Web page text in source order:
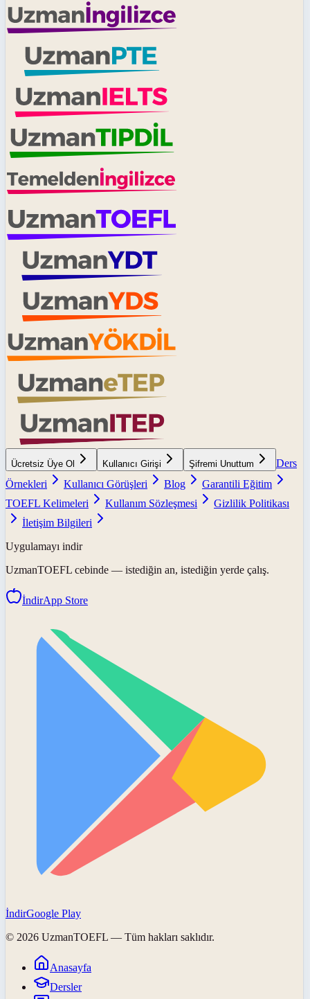
Ücretsiz Üye Ol Kullanıcı Girişi Şifremi Unuttum
Ders
Örnekleri
Kullanıcı Görüşleri Blog
Garantili Eğitim
TOEFL Kelimeleri
Kullanım Sözleşmesi
Gizlilik Politikası
İletişim Bilgileri
Uygulamayı indir
UzmanTOEFL cebinde — istediğin an, istediğin yerde çalış.
İndirApp Store
İndirGoogle Play
© 2026 UzmanTOEFL — Tüm hakları saklıdır.
Anasayfa
Dersler